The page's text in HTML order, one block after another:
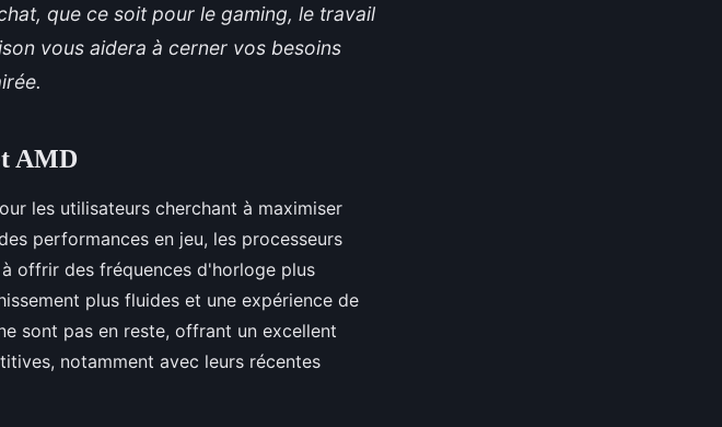
que ce soit pour le gaming, le travail
vous aidera à cerner vos besoins
AMD
les utilisateurs cherchant à maximiser
performances en jeu, les processeurs
offrir des fréquences d'horloge plus
plus fluides et une expérience de
sont pas en reste, offrant un excellent
notamment avec leurs récentes